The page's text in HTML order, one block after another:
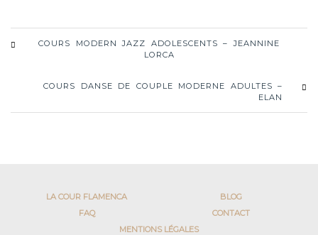
COURS MODERN JAZZ ADOLESCENTS – JEANNINE
LORCA
COURS DANSE DE COUPLE MODERNE ADULTES –
ELAN
LA COUR FLAMENCA
BLOG
FAQ
CONTACT
MENTIONS LÉGALES